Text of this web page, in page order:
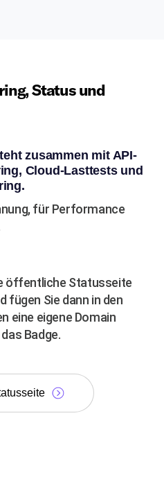
Status und
zusammen mit API-
Cloud-Lasttests und
für Performance
öffentliche Statusseite
fügen Sie dann in den
eine eigene Domain
Badge.